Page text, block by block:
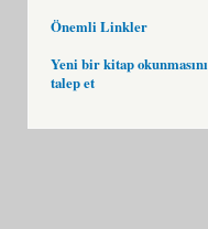
Önemli Linkler
Yeni bir kitap okunmasını
talep et